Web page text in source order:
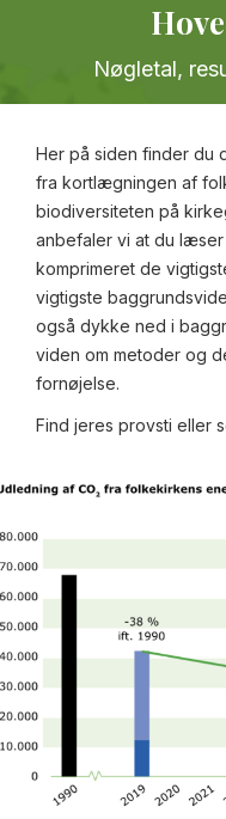
Nøgletal,
Her på siden finder du
fra kortlægningen af
biodiversiteten på
anbefaler vi at du
komprimeret de
vigtigste
også dykke ned i
viden om metoder og
fornøjelse.
Find jeres provsti eller